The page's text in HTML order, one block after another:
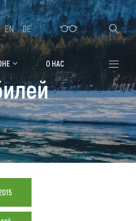
зимовка
остановиться
отели
базы
придорожные отели
О НАС
EN DE